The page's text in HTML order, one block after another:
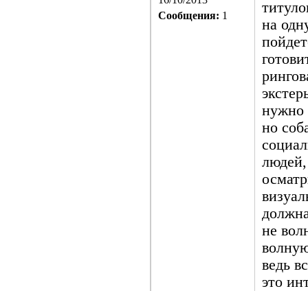
Сообщения: 1
на
нужно
но
людей,
не
ведь
это